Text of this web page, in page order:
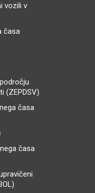
vozili v
časa
(ZEPDSV)
časa
časa